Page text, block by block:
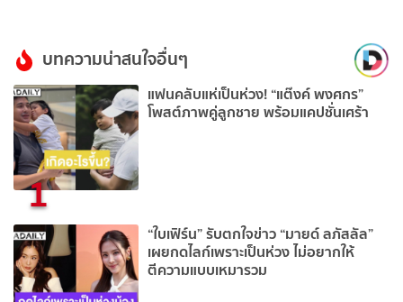
บทความน่าสนใจอื่นๆ
1
แฟนคลับแห่เป็นห่วง! “แต๊งค์ พงศกร”
โพสต์ภาพคู่ลูกชาย พร้อมแคปชั่นเศร้า
“ใบเฟิร์น” รับตกใจข่าว “มายด์ ลภัสลัล”
เผยกดไลก์เพราะเป็นห่วง ไม่อยากให้
ตีความแบบเหมารวม